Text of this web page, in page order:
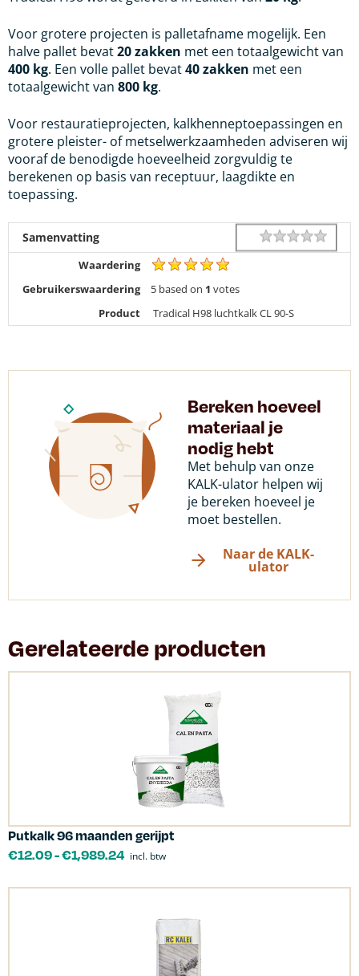
Voor grotere projecten is palletafname mogelijk. Een
halve pallet bevat20 zakken met een totaalgewicht van
400 kg. Een volle pallet bevat40 zakken met een
totaalgewicht van 800 kg.
Voor restauratieprojecten, kalkhenneptoepassingen en
grotere pleister- of metselwerkzaamheden adviseren wij
vooraf de benodigde hoeveelheid zorgvuldig te
berekenen op basis van receptuur, laagdikte en
toepassing.
Samenvatting Rating 1 star
2
3
4
5
Waardering
Gebruikerswaardering
5based on 1 votes
Product
Tradical H98 luchtkalk CL 90-S
Bereken hoeveel
materiaal je
nodig hebt
Met behulp van onze
KALK-ulator helpen wij
je bereken hoeveel je
moet bestellen.
Naar de KALK-
ulator
Gerelateerde producten
Putkalk 96 maanden gerijpt
€12.09-€1,989.24 incl. btw